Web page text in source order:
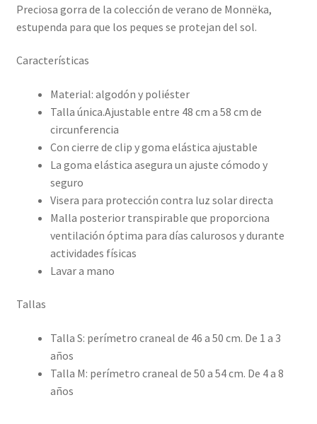
Preciosa gorra de la colección de verano de Monnëka,
estupenda para que los peques se protejan del sol.
Características
Material: algodón y poliéster
Talla única.Ajustable entre 48 cm a 58 cm de
circunferencia
Con cierre de clip y goma elástica ajustable
La goma elástica asegura un ajuste cómodo y
seguro
Visera para protección contra luz solar directa
Malla posterior transpirable que proporciona
ventilación óptima para días calurosos y durante
actividades físicas
Lavar a mano
Tallas
Talla S: perímetro craneal de 46 a 50 cm. De 1 a 3
años
Talla M: perímetro craneal de 50 a 54 cm. De 4 a 8
años